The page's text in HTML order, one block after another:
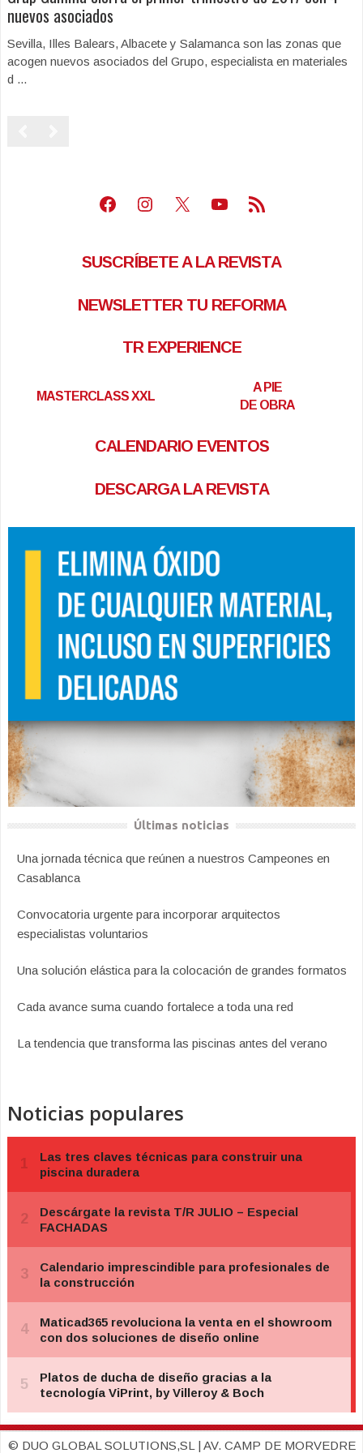
nuevos asociados
Sevilla, Illes Balears, Albacete y Salamanca son las zonas que
acogen nuevos asociados del Grupo, especialista en materiales
d ...
Facebook
Instagram
X Youtube
Feed RSS
SUSCRÍBETE A LA REVISTA
NEWSLETTER TU REFORMA
TR EXPERIENCE
MASTERCLASS XXL
A PIE
DE OBRA
CALENDARIO EVENTOS
DESCARGA LA REVISTA
Últimas noticias
Una jornada técnica que reúnen a nuestros Campeones en
Casablanca
Convocatoria urgente para incorporar arquitectos
especialistas voluntarios
Una solución elástica para la colocación de grandes formatos
Cada avance suma cuando fortalece a toda una red
La tendencia que transforma las piscinas antes del verano
Noticias populares
© DUO GLOBAL SOLUTIONS,SL | AV. CAMP DE MORVEDRE